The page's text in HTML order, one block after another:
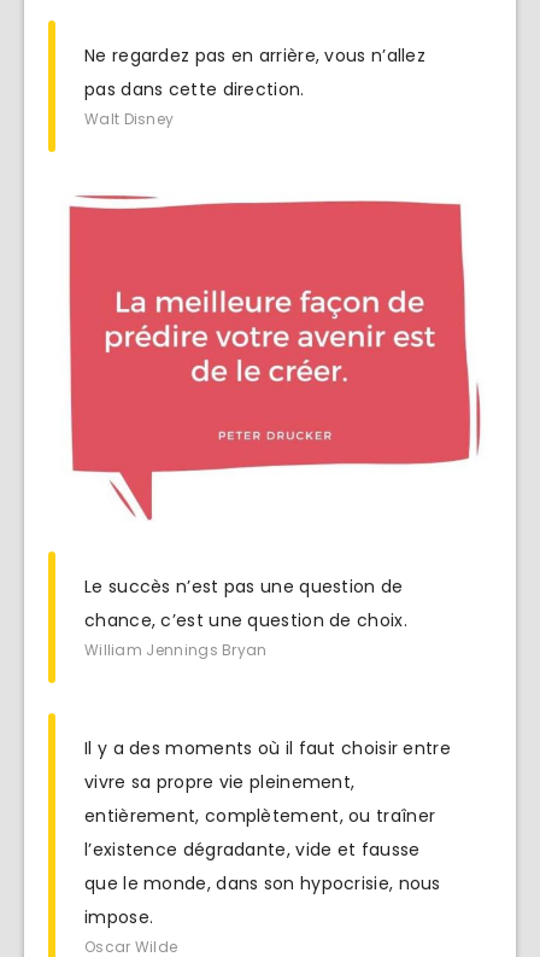
Ne regardez pas en arrière, vous n’allez
pas dans cette direction.
Walt Disney
Le succès n’est pas une question de
chance, c’est une question de choix.
William Jennings Bryan
Il y a des moments où il faut choisir entre
vivre sa propre vie pleinement,
entièrement, complètement, ou traîner
l’existence dégradante, vide et fausse
que le monde, dans son hypocrisie, nous
impose.
Oscar Wilde